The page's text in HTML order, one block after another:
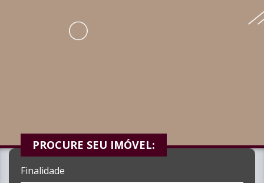
PROCURE SEU IMÓVEL:
Finalidade